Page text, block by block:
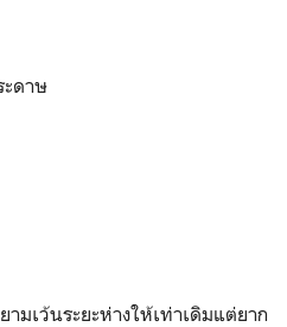
ดาษ
เว้นระยะห่างให้เท่าเดิมแต่ยาก